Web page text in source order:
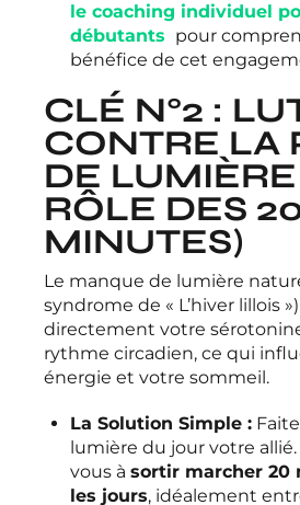
le coaching individuel
débutants pour
bénéfice de cet
CLÉ N°2 :
CONTRE LA
DE
RÔLE DES
MINUTES)
Le manque de lumière
syndrome de « L’hiver lillois
directement votre
rythme circadien, ce qui
énergie et votre sommeil.
La Solution Simple :
lumière du jour votre
vous à sortir marcher 20
les jours, idéalement